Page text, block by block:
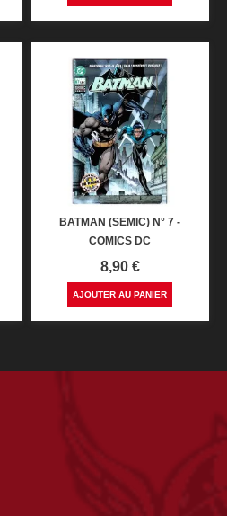
BATMAN (SEMIC) N° 7 -
COMICS DC
Prix
8,90 €
AJOUTER AU PANIER